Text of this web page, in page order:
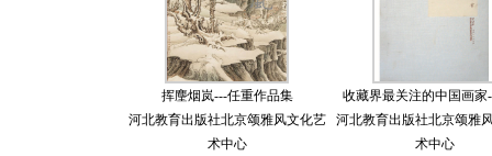
挥麈烟岚---任重作品集
河北教育出版社北京颂雅风文化艺
术中心
收藏界最关注的中国画家
河北教育出版社北京颂雅
术中心